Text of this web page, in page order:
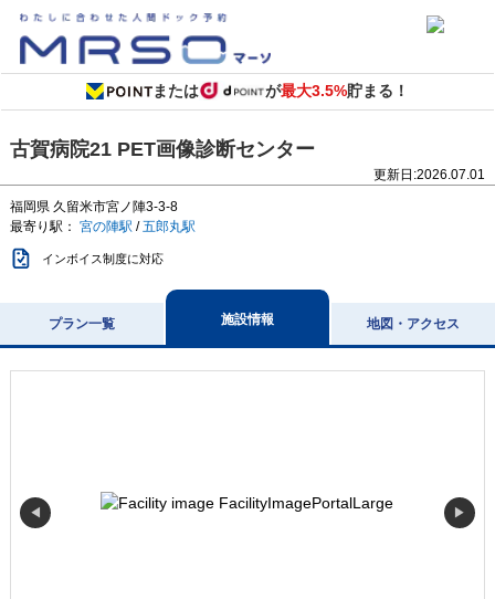
または が最大3.5%貯まる！
古賀病院21 PET画像診断センター
更新日:2026.07.01
福岡県 久留米市宮ノ陣3-3-8
最寄り駅： 宮の陣駅 /五郎丸駅
インボイス制度に対応
プラン一覧 施設情報 地図・アクセス
◀ ▶